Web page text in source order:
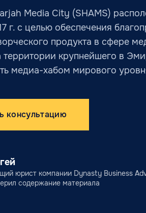
Media City (SHAMS)
г. с целью обеспечения
продукта в сфере
территории крупнейшего в
медиа-хабом мирового
консультацию
юрист компании Dynasty Business
содержание материала